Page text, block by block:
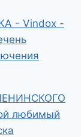
- Vindox -
любимый